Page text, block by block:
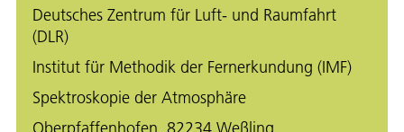
Deutsches Zentrum für Luft- und Raumfahrt
(DLR)
Institut für Methodik der Fernerkundung (IMF)
Spektroskopie der Atmosphäre